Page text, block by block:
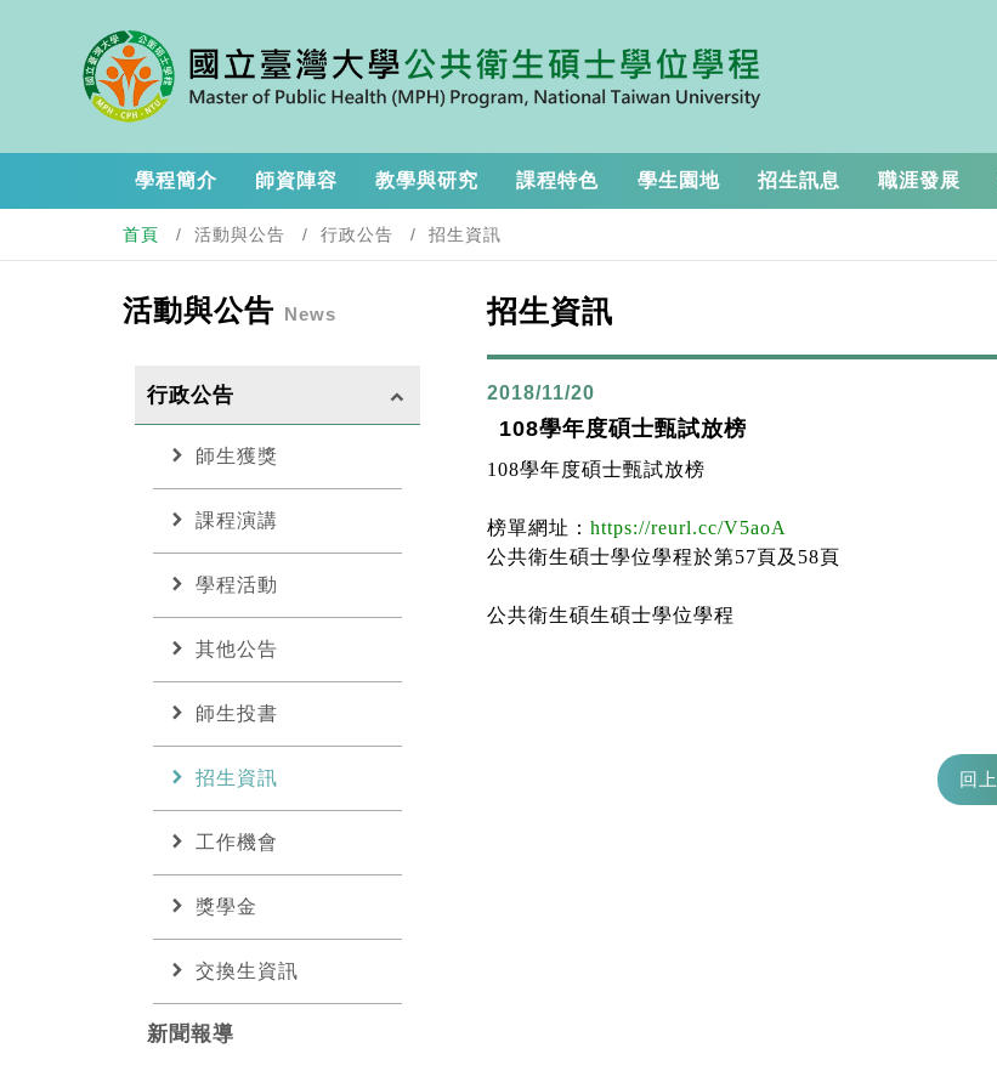
學程簡介 師資陣容 教學與研究 課程特色 學生園地 招生訊息 職涯發展
首頁 活動與公告 行政公告 招生資訊
活動與公告 News
行政公告 keyboard_arrow_up
chevron_right 師生獲獎
chevron_right 課程演講
chevron_right 學程活動
chevron_right 其他公告
chevron_right 師生投書
chevron_right 招生資訊
chevron_right 工作機會
chevron_right 獎學金
chevron_right 交換生資訊
新聞報導
招生資訊
2018/11/20
108學年度碩士甄試放榜
108學年度碩士甄試放榜
榜單網址： https://reurl.cc/V5aoA
公共衛生碩士學位學程於第57頁及58頁
公共衛生碩生碩士學位學程